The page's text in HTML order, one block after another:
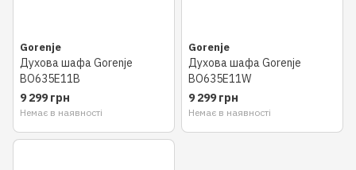
Gorenje
Духова шафа Gorenje
BO635E11B
9 299 грн
Немає в наявності
Gorenje
Духова шафа Gorenje
BO635E11W
9 299 грн
Немає в наявності